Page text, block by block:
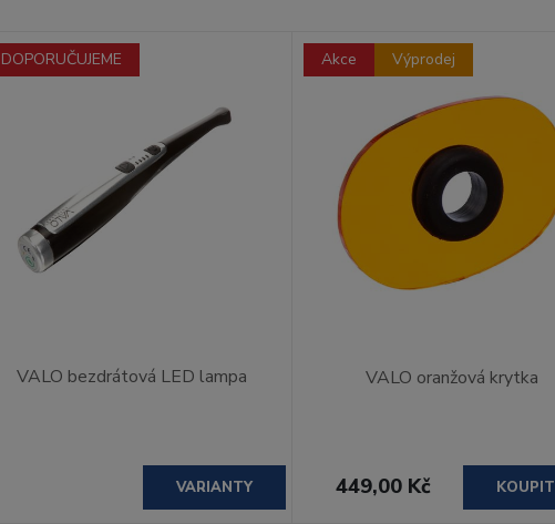
DOPORUČUJEME
VALO bezdrátová LED lampa
VARIANTY
Akce Výprodej
VALO oranžová krytka
449,00 Kč KOUPIT